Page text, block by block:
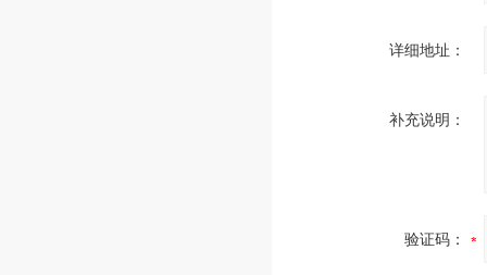
详细地址：
补充说明：
验证码：